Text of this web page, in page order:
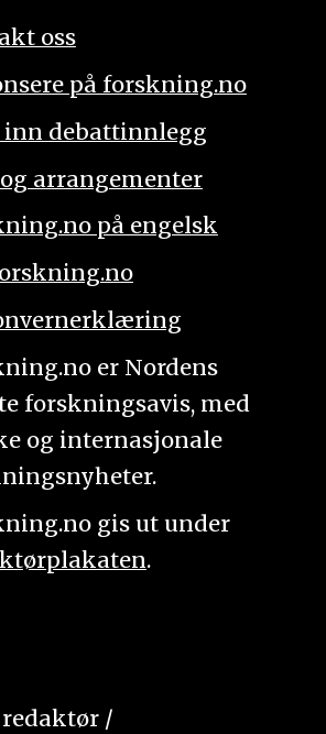
oss
på forskning.no
inn debattinnlegg
arrangementer
på engelsk
er Nordens
forskningsavis, med
og internasjonale
gis ut under
.
/